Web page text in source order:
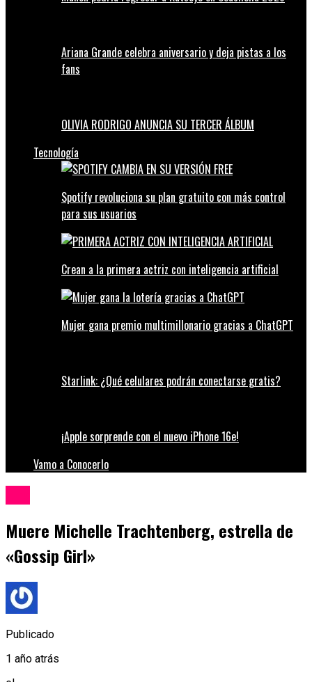
Ariana Grande celebra aniversario y deja pistas a los
fans
OLIVIA RODRIGO ANUNCIA SU TERCER ÁLBUM
Tecnología
Spotify revoluciona su plan gratuito con más control
para sus usuarios
Crean a la primera actriz con inteligencia artificial
Mujer gana premio multimillonario gracias a ChatGPT
Starlink: ¿Qué celulares podrán conectarse gratis?
¡Apple sorprende con el nuevo iPhone 16e!
Vamo a Conocerlo
Muere Michelle Trachtenberg, estrella de
«Gossip Girl»
Publicado
1 año atrás